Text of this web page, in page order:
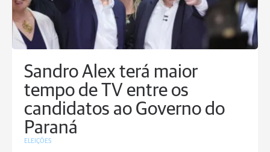
Sandro Alex terá maior
tempo de TV entre os
candidatos ao Governo do
Paraná
ELEIÇÕES